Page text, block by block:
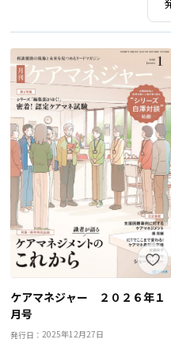
ケアマネジャー ２０２６年１
月号
発行日：2025年12月27日